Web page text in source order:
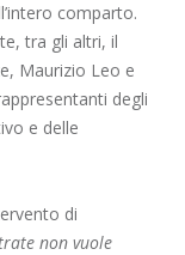
comparto.
tra gli altri, il
Maurizio Leo e
degli
e delle
di
non vuole